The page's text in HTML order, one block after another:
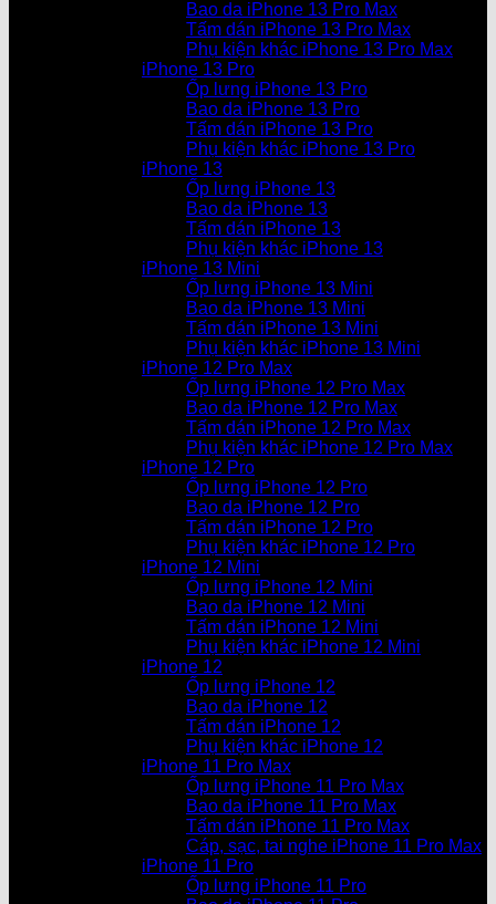
Bao da iPhone 13 Pro Max
Tấm dán iPhone 13 Pro Max
Phụ kiện khác iPhone 13 Pro Max
iPhone 13 Pro
Ốp lưng iPhone 13 Pro
Bao da iPhone 13 Pro
Tấm dán iPhone 13 Pro
Phụ kiện khác iPhone 13 Pro
iPhone 13
Ốp lưng iPhone 13
Bao da iPhone 13
Tấm dán iPhone 13
Phụ kiện khác iPhone 13
iPhone 13 Mini
Ốp lưng iPhone 13 Mini
Bao da iPhone 13 Mini
Tấm dán iPhone 13 Mini
Phụ kiện khác iPhone 13 Mini
iPhone 12 Pro Max
Ốp lưng iPhone 12 Pro Max
Bao da iPhone 12 Pro Max
Tấm dán iPhone 12 Pro Max
Phụ kiện khác iPhone 12 Pro Max
iPhone 12 Pro
Ốp lưng iPhone 12 Pro
Bao da iPhone 12 Pro
Tấm dán iPhone 12 Pro
Phụ kiện khác iPhone 12 Pro
iPhone 12 Mini
Ốp lưng iPhone 12 Mini
Bao da iPhone 12 Mini
Tấm dán iPhone 12 Mini
Phụ kiện khác iPhone 12 Mini
iPhone 12
Ốp lưng iPhone 12
Bao da iPhone 12
Tấm dán iPhone 12
Phụ kiện khác iPhone 12
iPhone 11 Pro Max
Ốp lưng iPhone 11 Pro Max
Bao da iPhone 11 Pro Max
Tấm dán iPhone 11 Pro Max
Cáp, sạc, tai nghe iPhone 11 Pro Max
iPhone 11 Pro
Ốp lưng iPhone 11 Pro